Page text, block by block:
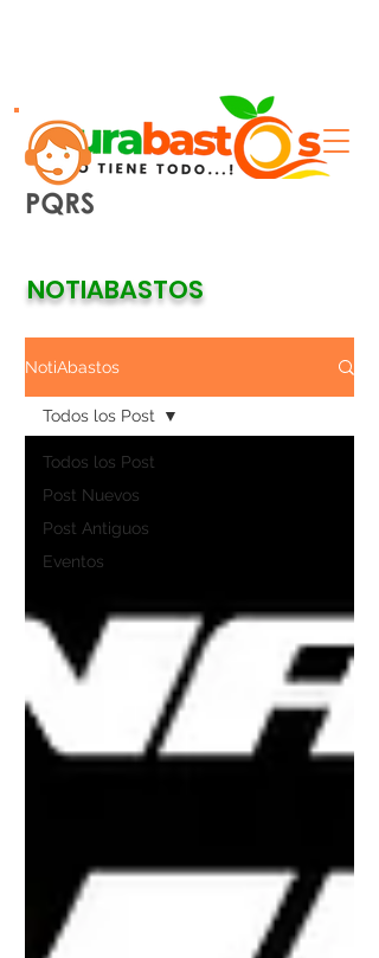
NOTIABASTOS
NotiAbastos
Todos los Post
Post Nuevos
Post Antiguos
Eventos
Todos los Post